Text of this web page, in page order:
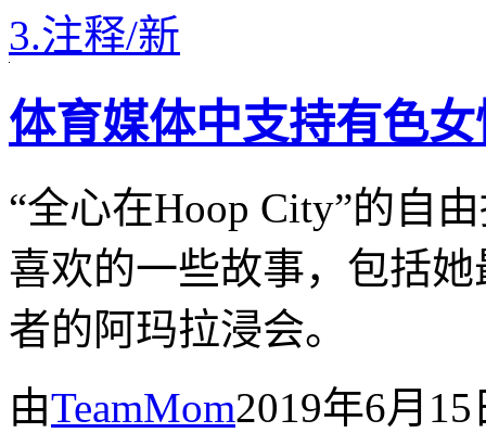
3.注释/新
体育媒体中支持有色
“全心在Hoop City”的自
喜欢的一些故事，包括
者的阿玛拉浸会。
由TeamMom2019年6月15